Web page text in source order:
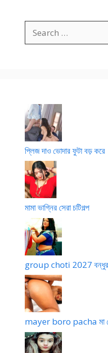
for:
প্লিজ দাও ভোদার ফুটা বড় করে
মামা ভাগ্নির সেরা চটিগল্প
group choti 2027 বন্ধুর
mayer boro pacha মা